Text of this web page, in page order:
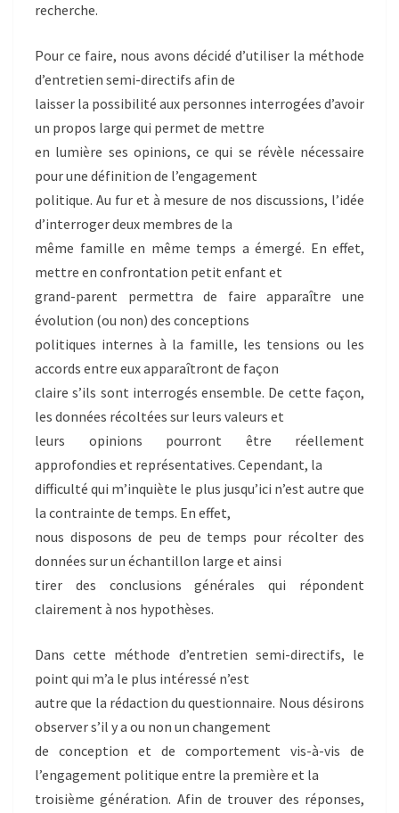
recherche.
Pour ce faire, nous avons décidé d’utiliser la méthode
d’entretien semi-directifs afin de
laisser la possibilité aux personnes interrogées d’avoir
un propos large qui permet de mettre
en lumière ses opinions, ce qui se révèle nécessaire
pour une définition de l’engagement
politique. Au fur et à mesure de nos discussions, l’idée
d’interroger deux membres de la
même famille en même temps a émergé. En effet,
mettre en confrontation petit enfant et
grand-parent permettra de faire apparaître une
évolution (ou non) des conceptions
politiques internes à la famille, les tensions ou les
accords entre eux apparaîtront de façon
claire s’ils sont interrogés ensemble. De cette façon,
les données récoltées sur leurs valeurs et
leurs opinions pourront être réellement
approfondies et représentatives. Cependant, la
difficulté qui m’inquiète le plus jusqu’ici n’est autre que
la contrainte de temps. En effet,
nous disposons de peu de temps pour récolter des
données sur un échantillon large et ainsi
tirer des conclusions générales qui répondent
clairement à nos hypothèses.
Dans cette méthode d’entretien semi-directifs, le
point qui m’a le plus intéressé n’est
autre que la rédaction du questionnaire. Nous désirons
observer s’il y a ou non un changement
de conception et de comportement vis-à-vis de
l’engagement politique entre la première et la
troisième génération. Afin de trouver des réponses,